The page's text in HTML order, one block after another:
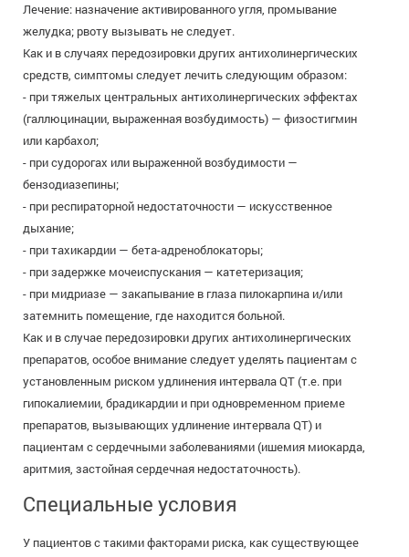
Лечение: назначение активированного угля, промывание
желудка; рвоту вызывать не следует.
Как и в случаях передозировки других антихолинергических
средств, симптомы следует лечить следующим образом:
- при тяжелых центральных антихолинергических эффектах
(галлюцинации, выраженная возбудимость) — физостигмин
или карбахол;
- при судорогах или выраженной возбудимости —
бензодиазепины;
- при респираторной недостаточности — искусственное
дыхание;
- при тахикардии — бета-адреноблокаторы;
- при задержке мочеиспускания — катетеризация;
- при мидриазе — закапывание в глаза пилокарпина и/или
затемнить помещение, где находится больной.
Как и в случае передозировки других антихолинергических
препаратов, особое внимание следует уделять пациентам с
установленным риском удлинения интервала QT (т.е. при
гипокалиемии, брадикардии и при одновременном приеме
препаратов, вызывающих удлинение интервала QT) и
пациентам с сердечными заболеваниями (ишемия миокарда,
аритмия, застойная сердечная недостаточность).
Специальные условия
У пациентов с такими факторами риска, как существующее